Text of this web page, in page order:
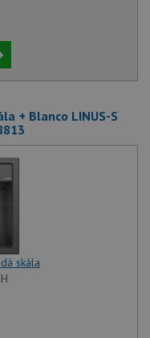
+ Blanco LINUS-S
skála